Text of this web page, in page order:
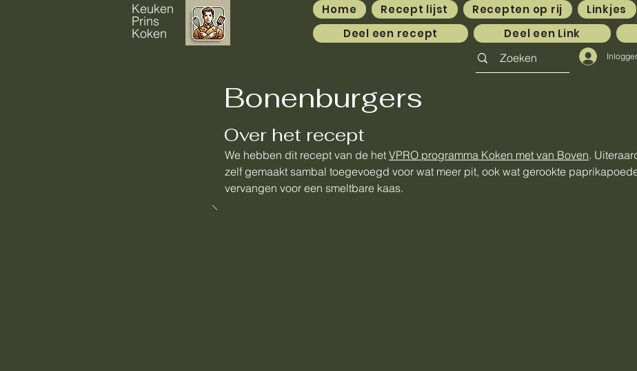
Keuken
Prins
Koken
Home Recept lijst Recepten op rij Linkjes
Deel een recept
Deel een Link
Bonenburgers
Over het recept
We hebben dit recept van de het VPRO programma Koken met van Boven.
zelf gemaakt sambal toegevoegd voor wat meer pit, ook wat gerookte
vervangen voor een smeltbare kaas.